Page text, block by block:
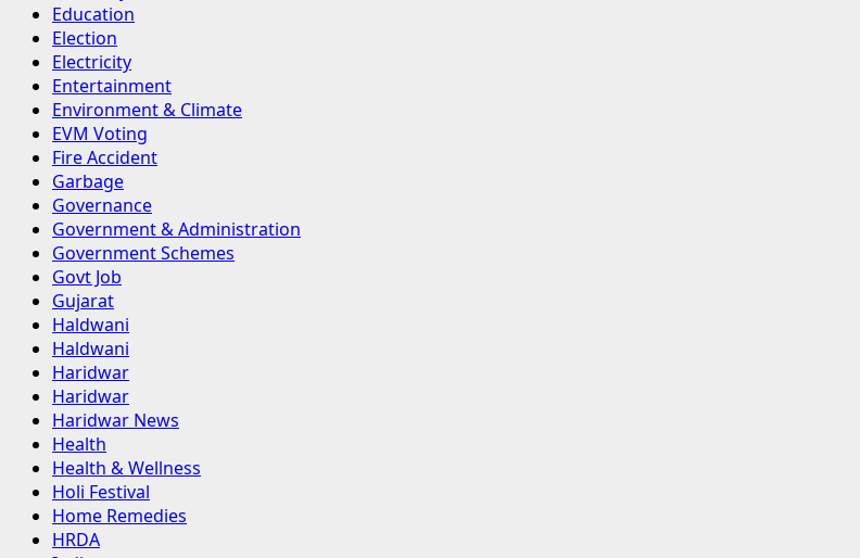
Education
Election
Electricity
Entertainment
Environment & Climate
EVM Voting
Fire Accident
Garbage
Governance
Government & Administration
Government Schemes
Govt Job
Gujarat
Haldwani
Haldwani
Haridwar
Haridwar
Haridwar News
Health
Health & Wellness
Holi Festival
Home Remedies
HRDA